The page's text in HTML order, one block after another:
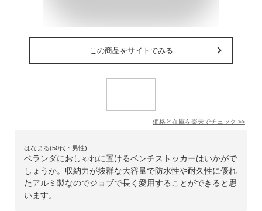
この商品をサイトでみる
価格と在庫を楽天でチェック >>
はなまる(50代・男性)
ベランダにおしゃれに置けるベンチストッカーはいかがで
しょうか。収納力が抜群な大容量で防水性や耐久性に優れ
たアルミ製なのでジョブで長く愛用することができると思
います。